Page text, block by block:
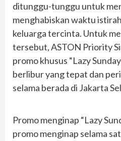
ditunggu-tunggu untuk
menghabiskan waktu
keluarga tercinta. Untuk
tersebut, ASTON Priority
promo khusus “Lazy
berlibur yang tepat dan
selama berada di Jakarta
Promo menginap “Lazy
promo menginap selama